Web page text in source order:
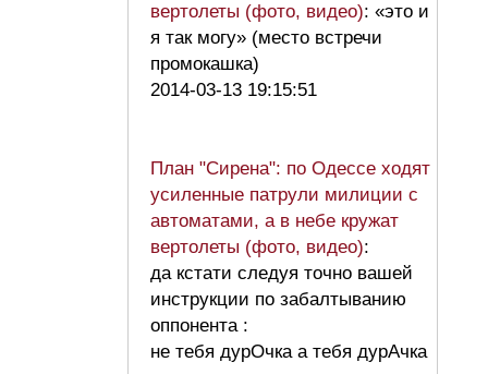
вертолеты (фото, видео): «это и
я так могу» (место встречи
промокашка)
2014-03-13 19:15:51
План "Сирена": по Одессе ходят
усиленные патрули милиции с
автоматами, а в небе кружат
вертолеты (фото, видео):
да кстати следуя точно вашей
инструкции по забалтыванию
оппонента :
не тебя дурОчка а тебя дурАчка